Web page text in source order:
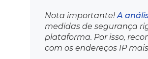
Nota importante! A
medidas de segurança
plataforma. Por isso,
com os endereços IP